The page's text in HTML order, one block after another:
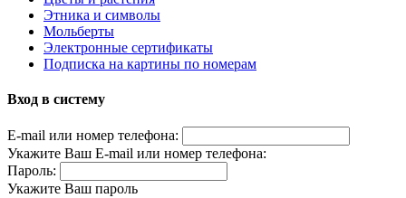
Этника и символы
Мольберты
Электронные сертификаты
Подписка на картины по номерам
Вход в систему
E-mail или номер телефона:
Укажите Ваш E-mail или номер телефона:
Пароль:
Укажите Ваш пароль